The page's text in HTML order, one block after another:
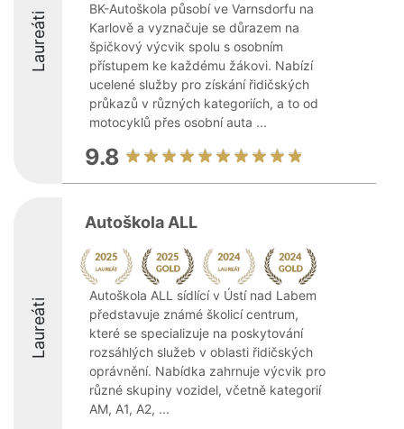
Laureáti
BK-Autoškola působí ve Varnsdorfu na
Karlově a vyznačuje se důrazem na
špičkový výcvik spolu s osobním
přístupem ke každému žákovi. Nabízí
ucelené služby pro získání řidičských
průkazů v různých kategoriích, a to od
motocyklů přes osobní auta ...
9.8
Laureáti
Autoškola ALL
Autoškola ALL sídlící v Ústí nad Labem
představuje známé školicí centrum,
které se specializuje na poskytování
rozsáhlých služeb v oblasti řidičských
oprávnění. Nabídka zahrnuje výcvik pro
různé skupiny vozidel, včetně kategorií
AM, A1, A2, ...